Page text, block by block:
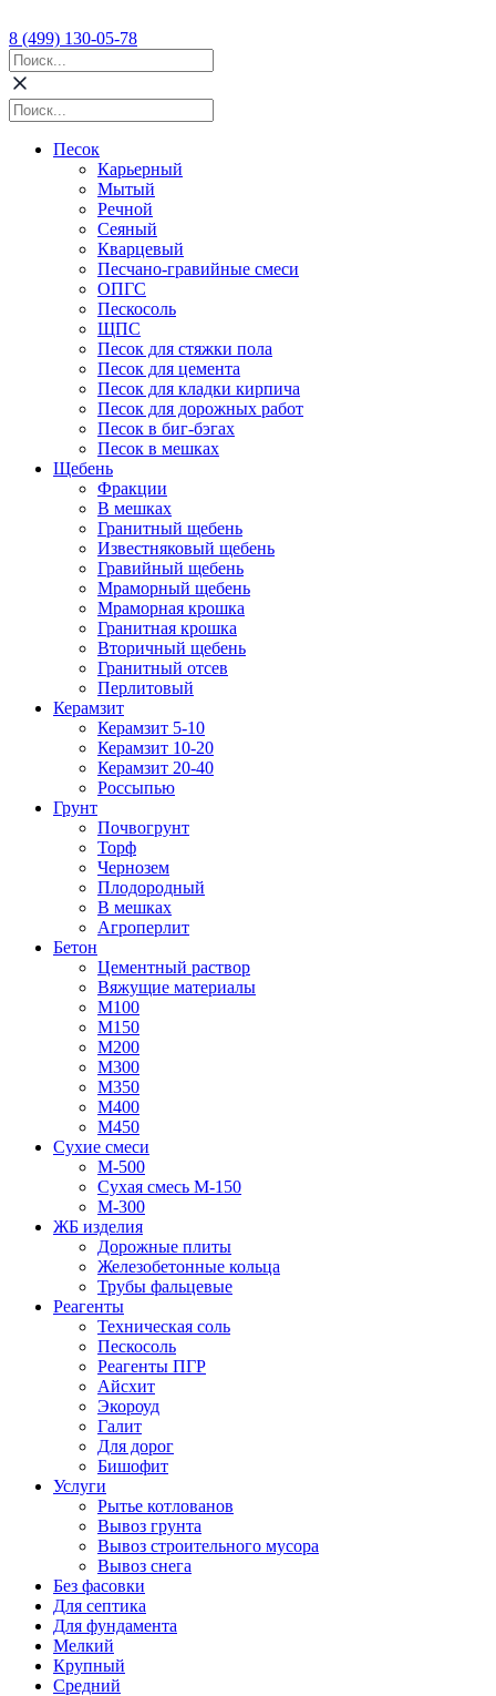
8 (499) 130-05-78
Песок
Карьерный
Мытый
Речной
Сеяный
Кварцевый
Песчано-гравийные смеси
ОПГС
Пескосоль
ЩПС
Песок для стяжки пола
Песок для цемента
Песок для кладки кирпича
Песок для дорожных работ
Песок в биг-бэгах
Песок в мешках
Щебень
Фракции
В мешках
Гранитный щебень
Известняковый щебень
Гравийный щебень
Мраморный щебень
Мраморная крошка
Гранитная крошка
Вторичный щебень
Гранитный отсев
Перлитовый
Керамзит
Керамзит 5-10
Керамзит 10-20
Керамзит 20-40
Россыпью
Грунт
Почвогрунт
Торф
Чернозем
Плодородный
В мешках
Агроперлит
Бетон
Цементный раствор
Вяжущие материалы
М100
М150
М200
М300
М350
М400
М450
Сухие смеси
М-500
Сухая смесь М-150
М-300
ЖБ изделия
Дорожные плиты
Железобетонные кольца
Трубы фальцевые
Реагенты
Техническая соль
Пескосоль
Реагенты ПГР
Айсхит
Экороуд
Галит
Для дорог
Бишофит
Услуги
Рытье котлованов
Вывоз грунта
Вывоз строительного мусора
Вывоз снега
Без фасовки
Для септика
Для фундамента
Мелкий
Крупный
Средний